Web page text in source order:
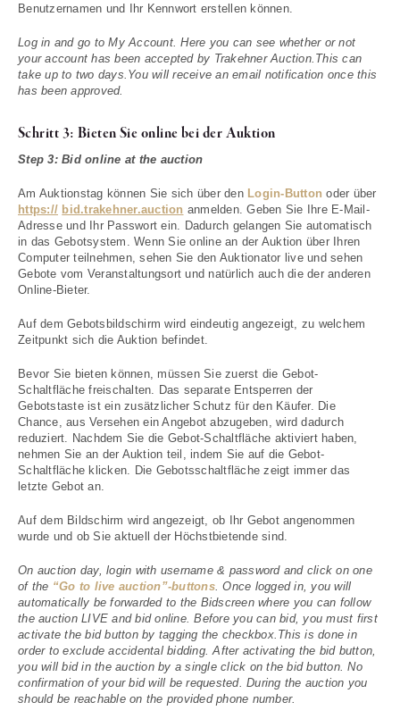
Benutzernamen und Ihr Kennwort erstellen können.
Log in and go to My Account. Here you can see whether or not
your account has been accepted by Trakehner Auction.This can
take up to two days.You will receive an email notification once this
has been approved.
Schritt 3: Bieten Sie online bei der Auktion
Step 3: Bid online at the auction
Am Auktionstag können Sie sich über den Login-Button oder über
https:// bid.trakehner.auction anmelden. Geben Sie Ihre E-Mail-
Adresse und Ihr Passwort ein. Dadurch gelangen Sie automatisch
in das Gebotsystem. Wenn Sie online an der Auktion über Ihren
Computer teilnehmen, sehen Sie den Auktionator live und sehen
Gebote vom Veranstaltungsort und natürlich auch die der anderen
Online-Bieter.
Auf dem Gebotsbildschirm wird eindeutig angezeigt, zu welchem
Zeitpunkt sich die Auktion befindet.
Bevor Sie bieten können, müssen Sie zuerst die Gebot-
Schaltfläche freischalten. Das separate Entsperren der
Gebotstaste ist ein zusätzlicher Schutz für den Käufer. Die
Chance, aus Versehen ein Angebot abzugeben, wird dadurch
reduziert. Nachdem Sie die Gebot-Schaltfläche aktiviert haben,
nehmen Sie an der Auktion teil, indem Sie auf die Gebot-
Schaltfläche klicken. Die Gebotsschaltfläche zeigt immer das
letzte Gebot an.
Auf dem Bildschirm wird angezeigt, ob Ihr Gebot angenommen
wurde und ob Sie aktuell der Höchstbietende sind.
On auction day, login with username & password and click on one
of the “Go to live auction”-buttons. Once logged in, you will
automatically be forwarded to the Bidscreen where you can follow
the auction LIVE and bid online. Before you can bid, you must first
activate the bid button by tagging the checkbox.This is done in
order to exclude accidental bidding. After activating the bid button,
you will bid in the auction by a single click on the bid button. No
confirmation of your bid will be requested. During the auction you
should be reachable on the provided phone number.